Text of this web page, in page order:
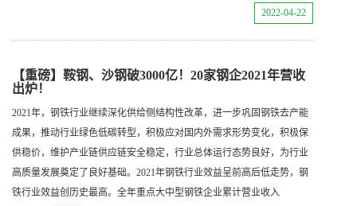
2022-04-22
【重磅】鞍钢、沙钢破3000亿！20家钢企2021年营收
出炉！
2021年，钢铁行业继续深化供给侧结构性改革，进一步巩固钢铁去产能
成果，推动行业绿色低碳转型，积极应对国内外需求形势变化，积极保
供稳价，维护产业链供应链安全稳定，行业总体运行态势良好，为行业
高质量发展奠定了良好基础。2021年钢铁行业效益呈前高后低走势，钢
铁行业效益创历史最高。全年重点大中型钢铁企业累计营业收入